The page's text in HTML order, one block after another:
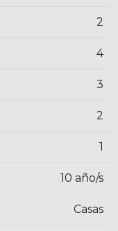
2
4
3
2
1
10 año/s
Casas